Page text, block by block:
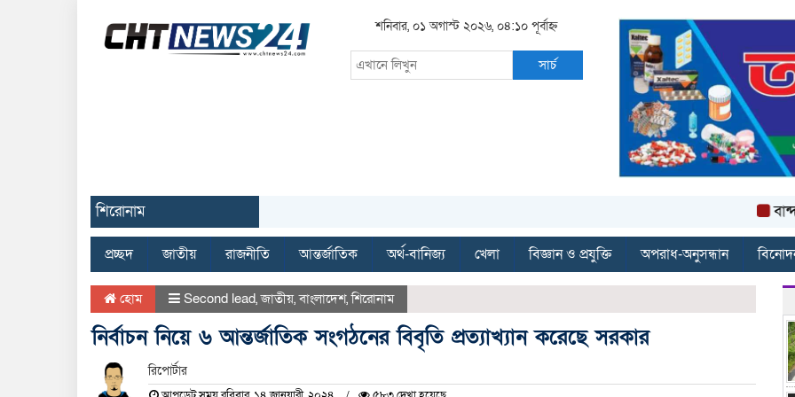
শনিবার, ০১ অগাস্ট ২০২৬, ০৪:১০ পূর্বাহ্ন
সার্চ
শিরোনাম
প্রচ্ছদ জাতীয় রাজনীতি আন্তর্জাতিক অর্থ-বানিজ্য খেলা বিজ্ঞান ও প্রযুক্তি অপরাধ-অনুসন্ধান
হোম Second lead,জাতীয়,বাংলাদেশ,শিরোনাম
নির্বাচন নিয়ে ৬ আন্তর্জাতিক সংগঠনের বিবৃতি প্রত্যাখ্যান করেছে সরকার
রিপোর্টার